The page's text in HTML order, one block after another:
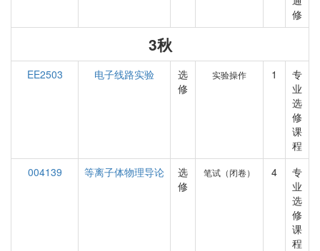
修
3秋
EE2503 电子线路实验
选
修
实验操作 1
专
业
选
修
课
程
004139
等离子体物理导论
选
修
笔试（闭卷） 4
专
业
选
修
课
程